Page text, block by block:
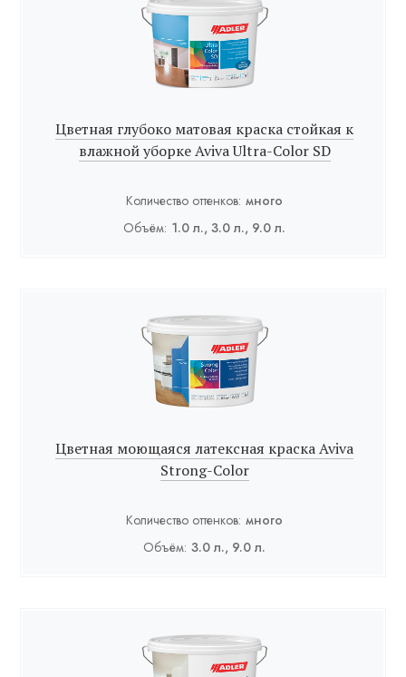
Цветная глубоко матовая краска стойкая к
влажной уборке Aviva Ultra-Color SD
Количество оттенков: много
Объём: 1.0 л., 3.0 л., 9.0 л.
Цветная моющаяся латексная краска Aviva
Strong-Color
Количество оттенков: много
Объём: 3.0 л., 9.0 л.